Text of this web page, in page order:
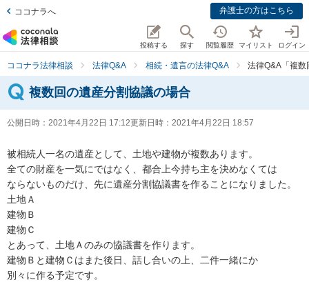
ココナラへ 弁護士の方はこちら
投稿する 探す 閲覧履歴 マイリスト ログイン
ココナラ法律相談 法律Q&A 相続・遺言の法律Q&A 法律Q&A「複
複数回の遺産分割協議の場合
公開日時： 2021年4月22日 17:12更新日時： 2021年4月22日 18:57
被相続人一名の遺産として、土地や建物が複数あります。
全ての財産を一気にではなく、都合上今持ち主を決めなくては
ならないものだけ、先に遺産分割協議書を作ることになりました。
土地Ａ
建物Ｂ
建物Ｃ
とあって、土地Ａのみの協議書を作ります。
建物Ｂと建物Ｃはまた後日、話し合いの上、二件一緒にか
別々に作る予定です。